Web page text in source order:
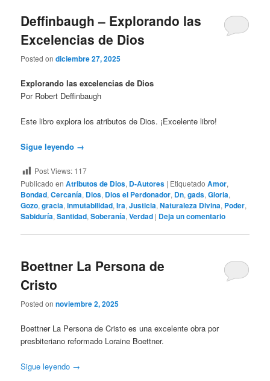
Deffinbaugh – Explorando las
Excelencias de Dios
Posted ondiciembre 27, 2025
Explorando las excelencias de Dios
Por Robert Deffinbaugh
Este libro explora los atributos de Dios. ¡Excelente libro!
Sigue leyendo →
Post Views: 117
Publicado en Atributos de Dios, D-Autores | Etiquetado Amor,
Bondad,Cercanía, Dios, Dios el Perdonador, Dn,gads,Gloria,
Gozo,gracia,inmutabilidad,Ira,Justicia,Naturaleza Divina, Poder,
Sabiduría,Santidad,Soberanía,Verdad | Deja un comentario
Boettner La Persona de
Cristo
Posted onnoviembre 2, 2025
Boettner La Persona de Cristo es una excelente obra por
presbiteriano reformado Loraine Boettner.
Sigue leyendo →